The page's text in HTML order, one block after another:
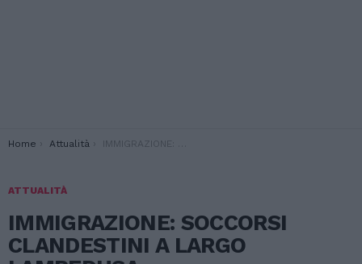
You are here:
Home Attualità IMMIGRAZIONE: SOCCORSI CLANDESTINI A LARGO LAMPEDUSA
ATTUALITÀ
IMMIGRAZIONE: SOCCORSI
CLANDESTINI A LARGO